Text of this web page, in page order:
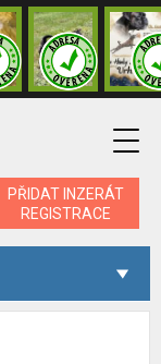
PŘIDAT INZERÁT
REGISTRACE